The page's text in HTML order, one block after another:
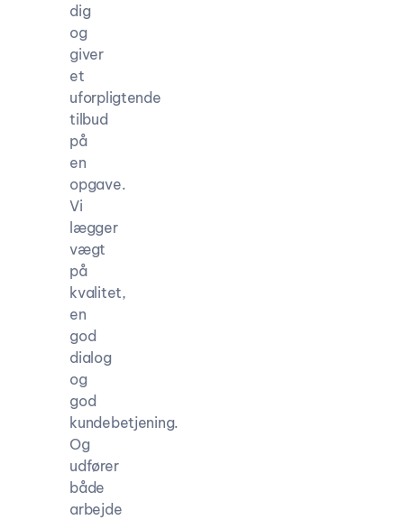
dig
og
giver
et
uforpligtende
tilbud
på
en
opgave.
Vi
lægger
vægt
på
kvalitet,
en
god
dialog
og
god
kundebetjening.
Og
udfører
både
arbejde